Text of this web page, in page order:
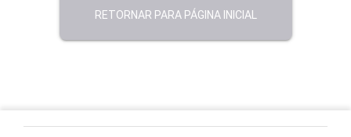
RETORNAR PARA PÁGINA INICIAL